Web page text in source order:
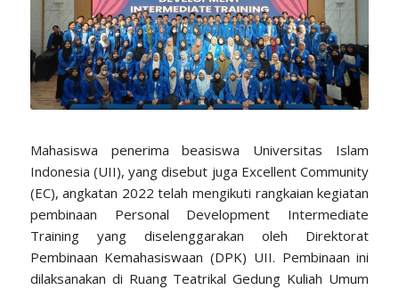
Mahasiswa penerima beasiswa Universitas Islam
Indonesia (UII), yang disebut juga Excellent Community
(EC), angkatan 2022 telah mengikuti rangkaian kegiatan
pembinaan Personal Development Intermediate
Training yang diselenggarakan oleh Direktorat
Pembinaan Kemahasiswaan (DPK) UII. Pembinaan ini
dilaksanakan di Ruang Teatrikal Gedung Kuliah Umum